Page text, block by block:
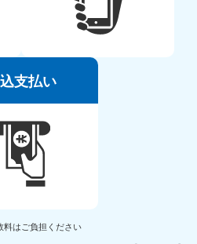
支払い
料はご負担ください